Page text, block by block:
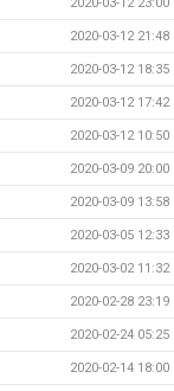
2020-03-12 21:48
2020-03-12 18:35
2020-03-12 17:42
2020-03-12 10:50
2020-03-09 20:00
2020-03-09 13:58
2020-03-05 12:33
2020-03-02 11:32
2020-02-28 23:19
2020-02-24 05:25
2020-02-14 18:00